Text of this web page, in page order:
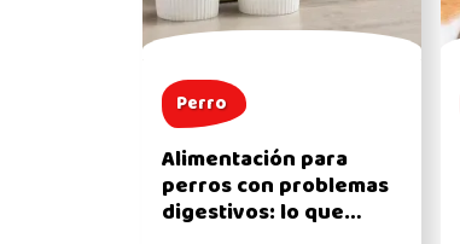
Perro
Alimentación para
perros con problemas
digestivos: lo que